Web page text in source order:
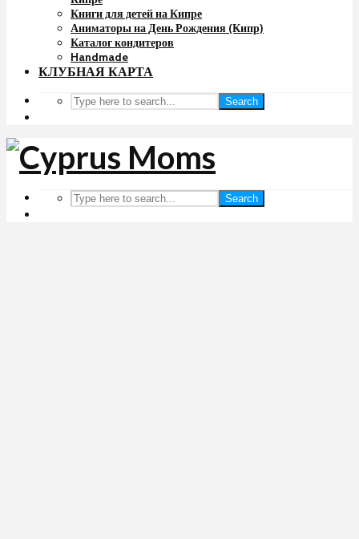
Книги для детей на Кипре
Аниматоры на День Рождения (Кипр)
Каталог кондитеров
Handmade
КЛУБНАЯ КАРТА
Search
Search